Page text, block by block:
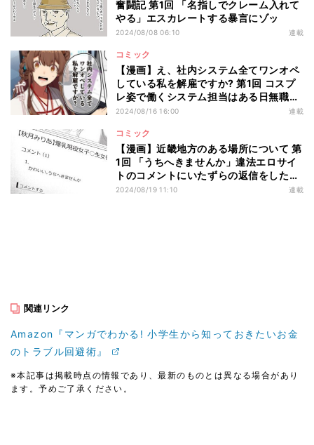
奮闘記 第1回 「名指しでクレーム入れて
やる」エスカレートする暴言にゾッ
2024/08/08 06:10 連載
コミック
【漫画】え、社内システム全てワンオペ
している私を解雇ですか? 第1回 コスプ
レ姿で働くシステム担当はある日無職に
なった
2024/08/16 16:00 連載
コミック
【漫画】近畿地方のある場所について 第
1回 「うちへきませんか」違法エロサイ
トのコメントにいたずらの返信をした
ら…
2024/08/19 11:10 連載
関連リンク
Amazon『マンガでわかる! 小学生から知っておきたいお金
のトラブル回避術』
※本記事は掲載時点の情報であり、最新のものとは異なる場合があり
ます。予めご了承ください。